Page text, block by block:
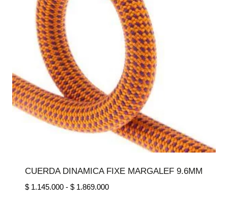
CUERDA DINAMICA FIXE MARGALEF 9.6MM
$1.145.000 - $1.869.000Rango